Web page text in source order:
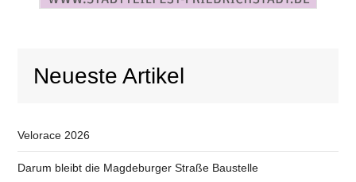
Neueste Artikel
Velorace 2026
Darum bleibt die Magdeburger Straße Baustelle